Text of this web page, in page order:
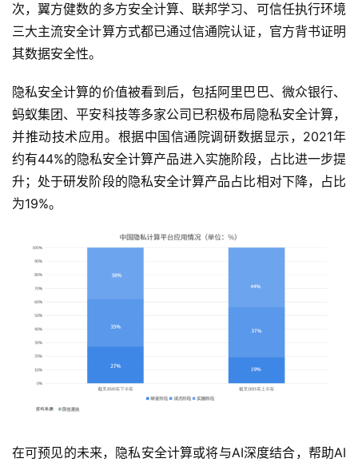
人
工
智
深
度
学
习
云
驶
次，翼方健数的多方安全计算、联邦学习、可信任执行环境
三大主流安全计算方式都已通过信通院认证，官方背书证明
其数据安全性。
隐私安全计算的价值被看到后，包括阿里巴巴、微众银行、
蚂蚁集团、平安科技等多家公司已积极布局隐私安全计算，
并推动技术应用。根据中国信通院调研数据显示，2021年
约有44%的隐私安全计算产品进入实施阶段，占比进一步提
升；处于研发阶段的隐私安全计算产品占比相对下降，占比
为19%。
在可预见的未来，隐私安全计算或将与AI深度结合，帮助AI